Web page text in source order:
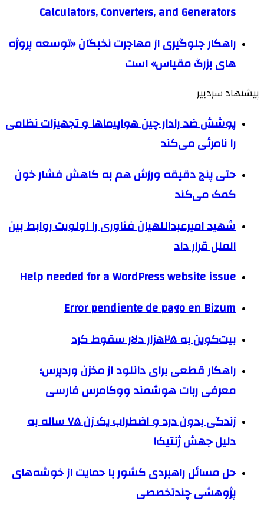
Calculators, Converters, and Generators
راهکار جلوگیری از مهاجرت نخبگان «توسعه پروژه
های بزرگ مقیاس» است
پیشنهاد سردبیر
پوشش ضد رادار چین هواپیماها و تجهیزات نظامی
را نامرئی می‌کند
حتی پنج دقیقه ورزش هم به کاهش فشار خون
کمک می‌کند
شهید امیرعبداللهیان فناوری را اولویت روابط بین
الملل قرار داد
Help needed for a WordPress website issue
Error pendiente de pago en Bizum
بیت‌کوین به ۲۵هزار دلار سقوط کرد
راهکار قطعی برای دانلود از مخزن وردپرس؛
معرفی ربات هوشمند ووکامرس فارسی
زندگی بدون درد و اضطراب یک زن ۷۵ ساله به
دلیل جهش ژنتیک!
حل مسائل راهبردی کشور با حمایت از خوشه‌های
پژوهشی چندتخصصی